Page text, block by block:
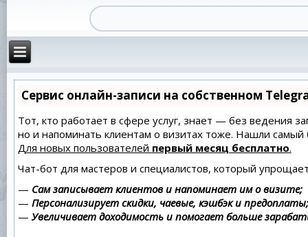
Сервис онлайн-записи на собственном
Тот, кто работает в сфере услуг, знает — без ведения
но и напоминать клиентам о визитах тоже. Нашли
Для новых пользователей первый месяц бесплатно.
Чат-бот для мастеров и специалистов, который
— Сам записывает клиентов и напоминает им о визите;
— Персонализирует скидки, чаевые, кэшбэк и предоплаты;
— Увеличивает доходимость и помогает больше